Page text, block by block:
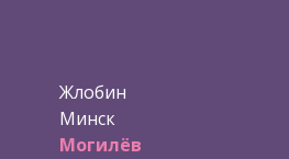
Жлобин
Минск
Могилёв